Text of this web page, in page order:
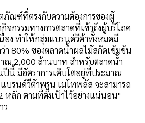
ณฑ์ที่ตรงกับความต้องการของผู้
จกรรมทางการตลาดที่เข้าถึงผู้บริโภค
นื่อง ทำให้กลุ่มแบรนด์วีต้าทั้งหมดมี
า 80% ของตลาดน้ำผลไม้สกัดเข้มข้น
ณ 2,000 ล้านบาท สำหรับตลาดน้ำ
ปีนี้ มีอัตราการเติบโตอยู่ที่ประมาณ
บรนด์วีต้าพรุน เมโทพลัส จะสามารถ
หลัก ตามที่ตั้งเป้าไว้อย่างแน่นอน"
ว